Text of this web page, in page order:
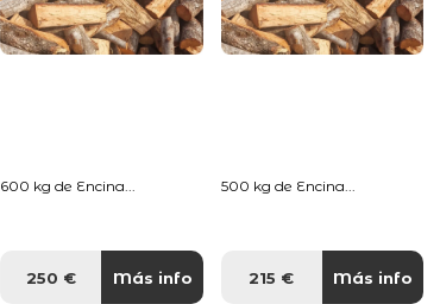
600 kg de Encina...
250 € Más info
500 kg de Encina...
215 € Más info